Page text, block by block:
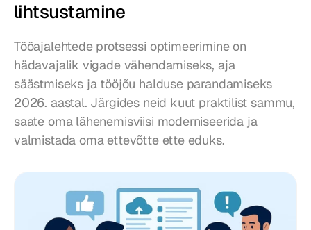
lihtsustamine
Tööajalehtede protsessi optimeerimine on
hädavajalik vigade vähendamiseks, aja
säästmiseks ja tööjõu halduse parandamiseks
2026. aastal. Järgides neid kuut praktilist sammu,
saate oma lähenemisviisi moderniseerida ja
valmistada oma ettevõtte ette eduks.